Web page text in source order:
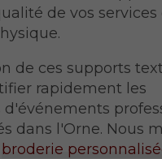
de vos services
de ces supports
rapidement les
dans l'Orne. Nous
broderie